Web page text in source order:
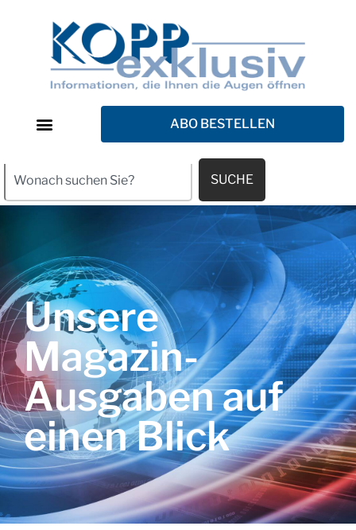
ABO BESTELLEN
SUCHE
Unsere
Magazin-
Ausgaben auf
einen Blick